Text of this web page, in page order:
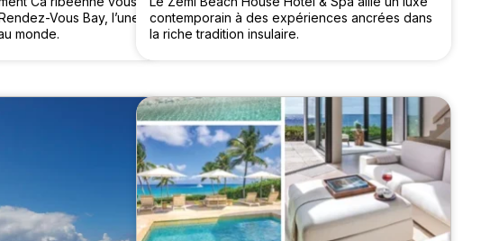
Vous Bay, l’une
monde.
contemporain à des expériences ancrées dans
la riche tradition insulaire.